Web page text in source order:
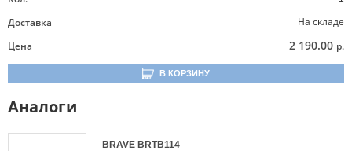
Доставка
На складе
Цена
2 190.00 р.
В КОРЗИНУ
Аналоги
BRAVE BRTB114